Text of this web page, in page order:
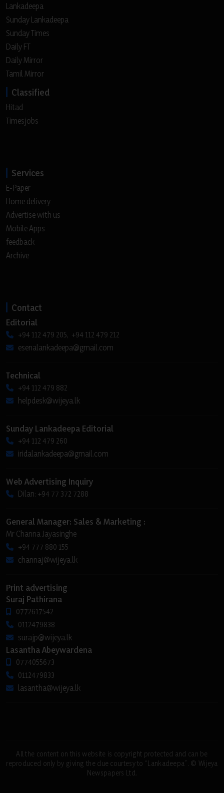
Lankadeepa
Sunday Lankadeepa
Sunday Times
Daily FT
Daily Mirror
Tamil Mirror
Classified
Hitad
Timesjobs
Services
E-Paper
Home delivery
Advertise with us
Mobile Apps
feedback
Archive
Contact
Editorial
+94 112 479 205, +94 112 479 212
esenalankadeepa@gmail.com
Technical
+94 112 479 882
helpdesk@wijeya.lk
Sunday Lankadeepa Editorial
+94 112 479 260
iridalankadeepa@gmail.com
Web Advertising Inquiry
Dilan: +94 77 372 7288
General Manager: Sales & Marketing :
Mr Channa Jayasinghe
+94 777 880 155
channaj@wijeya.lk
Print advertising
Suraj Pathirana
0772617542
0112479838
surajp@wijeya.lk
Lasantha Abeywardena
0774055673
0112479833
lasantha@wijeya.lk
All the content on this website is copyright protected and can be
reproduced only by giving the due courtesy to “Lankadeepa”. © Wijeya
Newspapers Ltd.